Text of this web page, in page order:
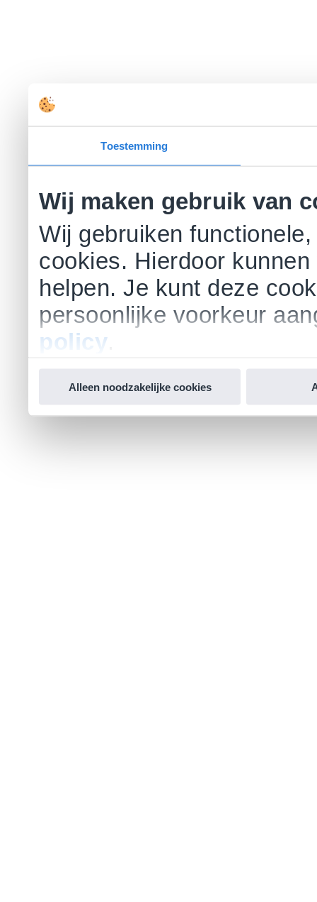
Toestemming
Wij maken gebruik van
Wij gebruiken
cookies. Hierdoor
helpen. Je kunt deze
persoonlijke voorkeur
policy
Alleen noodzakelijke cookies